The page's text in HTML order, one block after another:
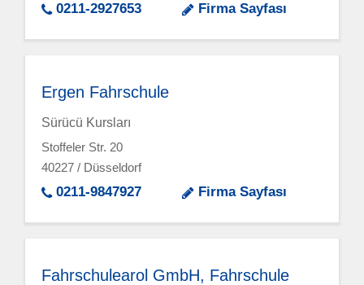
0211-2927653 Firma Sayfası
Ergen Fahrschule
Sürücü Kursları
Stoffeler Str. 20
40227 / Düsseldorf
0211-9847927 Firma Sayfası
Fahrschulearol GmbH, Fahrschule